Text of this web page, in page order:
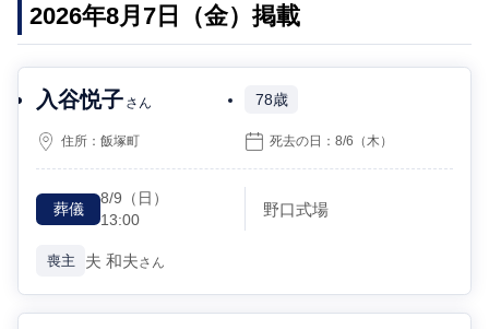
2026年8月7日（金）掲載
入谷悦子 さん 78歳
住所：飯塚町 死去の日：8/6 （木）
葬儀
8/9 （日）
13:00
野口式場
喪主 夫 和夫さん